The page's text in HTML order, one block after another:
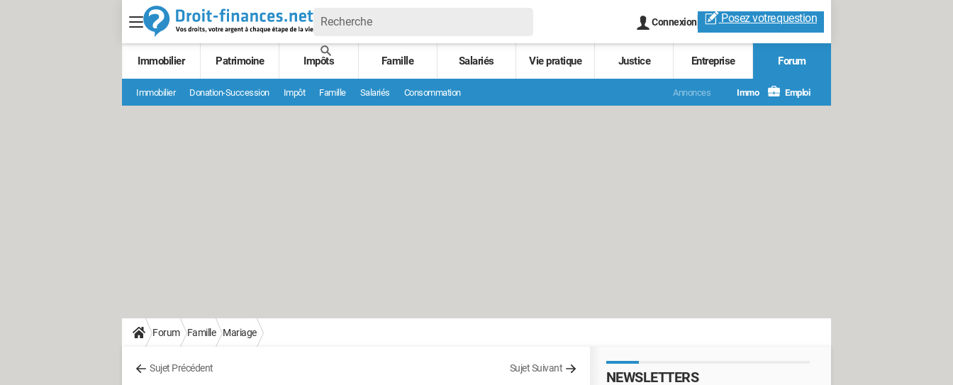
Connexion Posez votrequestion
Immobilier Patrimoine Impôts Famille Salariés Vie pratique Justice Entreprise Forum
Immobilier Donation-Succession Impôt Famille Salariés Consommation Annonces Immo Emploi
Forum Famille Mariage
Sujet Précédent Sujet Suivant
NEWSLETTERS